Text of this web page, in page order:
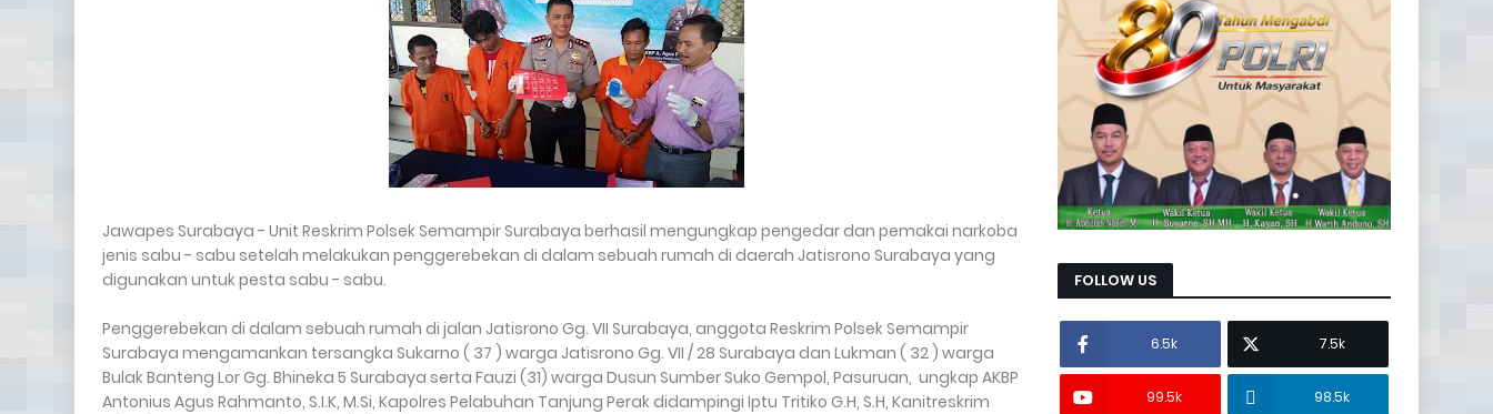
Jawapes Surabaya - Unit Reskrim Polsek Semampir Surabaya berhasil mengungkap pengedar dan pemakai narkoba
jenis sabu - sabu setelah melakukan penggerebekan di dalam sebuah rumah di daerah Jatisrono Surabaya yang
digunakan untuk pesta sabu - sabu.
Penggerebekan di dalam sebuah rumah di jalan Jatisrono Gg. VII Surabaya, anggota Reskrim Polsek Semampir
Surabaya mengamankan tersangka Sukarno ( 37 ) warga Jatisrono Gg. VII / 28 Surabaya dan Lukman ( 32 ) warga
Bulak Banteng Lor Gg. Bhineka 5 Surabaya serta Fauzi (31) warga Dusun Sumber Suko Gempol, Pasuruan, ungkap AKBP
Antonius Agus Rahmanto, S.I.K, M.Si, Kapolres Pelabuhan Tanjung Perak didampingi Iptu Tritiko G.H, S.H, Kanitreskrim
FOLLOW US
6.5k 7.5k
99.5k 98.5k